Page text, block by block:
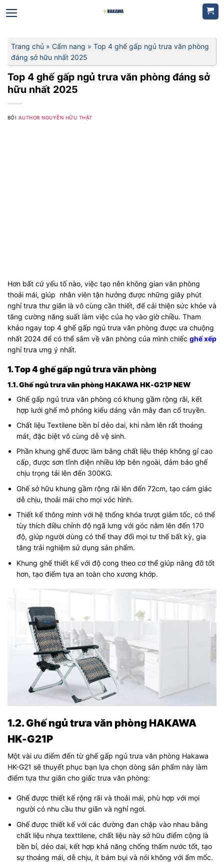
qua
Trang chủ » Cẩm nang » Top 4 ghế gấp ngủ trưa văn phòng
đáng sở hữu nhất 2025
Top 4 ghế gấp ngủ trưa văn phòng đáng sở
hữu nhất 2025
BỞI AUTHOR NGUYỄN HỮU THẬT
Hơn bất cứ yếu tố nào, việc tạo nên không gian văn phòng
thoải mái, giúp nhân viên tận hưởng được những giây phút
nghỉ trưa thư giãn là vô cùng cần thiết, để cải thiện sức khỏe và
tăng cường năng suất làm việc của họ vào giờ chiều. Tham
khảo ngay top 4 ghế gấp ngủ trưa văn phòng được ưa chuộng
nhất 2024 để có thể sắm về văn phòng của mình chiếc ghế xếp
nghỉ trưa ưng ý nhất.
1. Top 4 ghế gấp ngủ trưa văn phòng
1.1. Ghế ngủ trưa văn phòng HAKAWA HK-G21P NEW
Ghế gấp ngủ trưa văn phòng có khung gầm rộng rãi, kết
hợp lưới ghế mô phỏng kiểu dáng vân mây đan cổ truyền.
Chất liệu Textilene bền bỉ dẻo dai, khi nằm lên rất thoáng
mát, đặc biệt vô cùng dễ vệ sinh.
Phần khung ghế được làm bằng chất liệu thép không gỉ cao
cấp, được sơn tĩnh điện nhiều lớp bên ngoài, đảm bảo ghế
chịu trọng tải lên đến 300KG.
Ghế sở hữu khung gầm rộng rãi lên đến 72cm, tạo cảm giác
dễ chịu, thoải mái cho mọi vóc hình.
Thiết kế thông minh với hệ thống khóa trượt giảm tốc, có thể
tùy thích điều chỉnh độ ngã lưng với góc nằm lên đến 170
độ, giúp người dùng có thể thay đổi mọi tư thế bất kỳ, gia
tăng trải nghiệm sử dụng sản phẩm.
Khung ghế thiết kế với độ cong theo cơ thể giúp nâng đỡ tốt
hơn, tạo điểm tựa an toàn cho xương khớp.
1.2. Ghế ngủ trưa văn phòng HAKAWA
HK-G21P
Một vài ưu điểm đến từ ghế gấp ngủ trưa văn phòng Hakawa
HK-G21 sẽ thuyết phục bạn lựa chọn dòng sản phẩm này làm
điểm tựa thư giãn cho giấc trưa văn phòng:
Ghế được thiết kế rộng rãi và thoải mái, phù hợp với mọi
người có nhu cầu thư giãn và nghỉ ngơi.
Ghế được thiết kế với các đường đan chập vào nhau bằng
chất liệu nhựa texttilene, chất liệu này sở hữu điểm cộng là
bền bỉ, dẻo dai, kết hợp khả năng chống thấm nước tốt, tạo
sự thoáng mái, dễ chịu, ít bám bụi và nói không với ẩm mốc.